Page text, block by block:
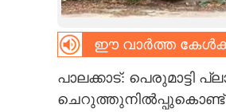
CARTOONS ഈ വാർത്ത
പാലക്കാട്:
ചെറുത്തുനിൽപ്പുകൊണ്ട്